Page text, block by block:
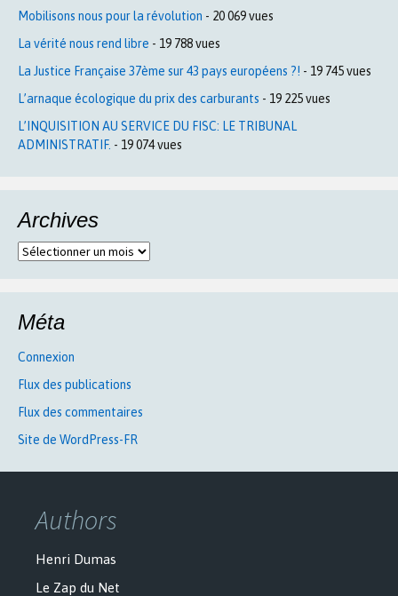
Mobilisons nous pour la révolution - 20 069 vues
La vérité nous rend libre - 19 788 vues
La Justice Française 37ème sur 43 pays européens ?! - 19 745 vues
L’arnaque écologique du prix des carburants - 19 225 vues
L’INQUISITION AU SERVICE DU FISC: LE TRIBUNAL
ADMINISTRATIF. - 19 074 vues
Archives
Archives
Méta
Connexion
Flux des publications
Flux des commentaires
Site de WordPress-FR
Authors
Henri Dumas
Le Zap du Net